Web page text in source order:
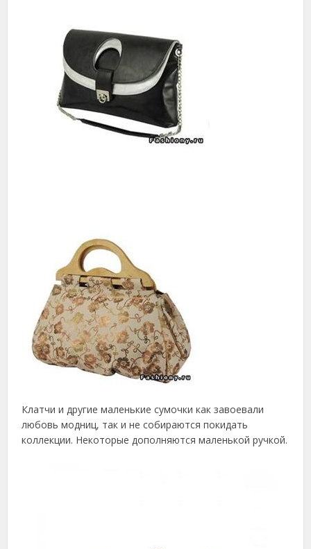
Клатчи и другие маленькие сумочки как завоевали
любовь модниц, так и не собираются покидать
коллекции. Некоторые дополняются маленькой ручкой.